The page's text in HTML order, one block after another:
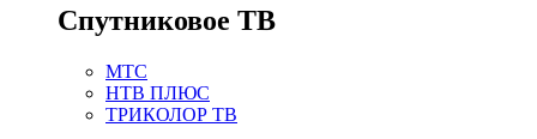
Спутниковое ТВ
МТС
НТВ ПЛЮС
ТРИКОЛОР ТВ